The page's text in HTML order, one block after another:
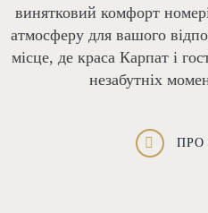
винятковий комфорт
атмосферу для вашого
місце, де краса Карпат і
незабутніх
ПРО